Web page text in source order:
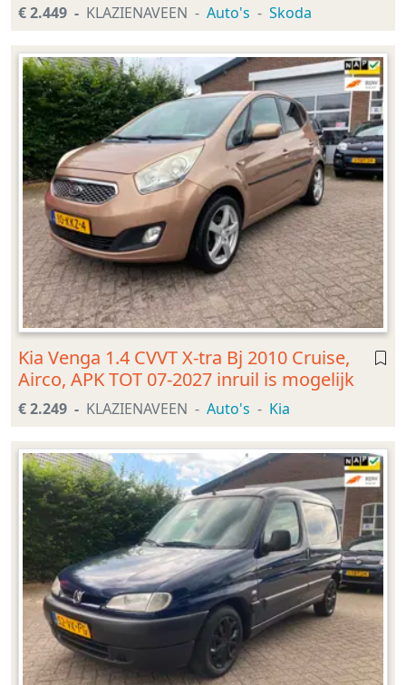
€ 2.449 KLAZIENAVEEN Auto's Skoda
Kia Venga 1.4 CVVT X-tra Bj 2010 Cruise,
Airco, APK TOT 07-2027 inruil is mogelijk
€ 2.249 KLAZIENAVEEN Auto's Kia